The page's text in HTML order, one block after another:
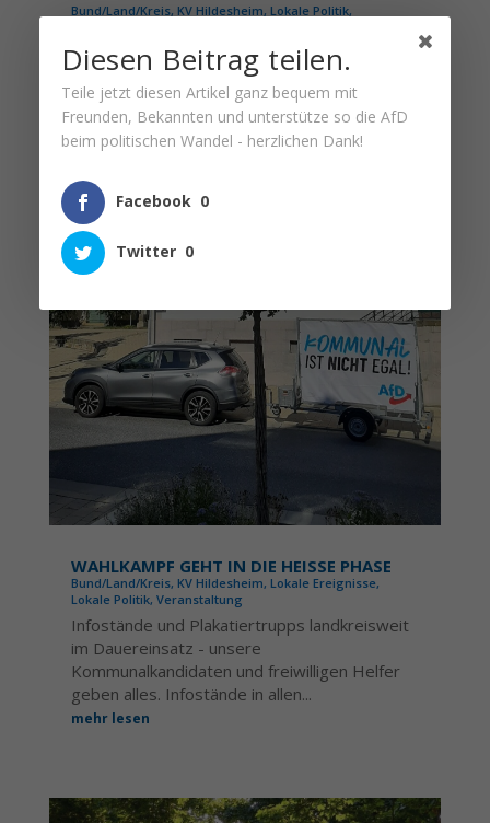
Bund/Land/Kreis, KV Hildesheim, Lokale Politik,
Nach diversen Nachfragen über Social-Media
fand gestern der erste Infostand in "der
Gemeinde mit den Burgen und Schlössern"
vor dem Rathaus statt...
mehr lesen
WAHLKAMPF GEHT IN DIE HEISSE PHASE
Bund/Land/Kreis, KV Hildesheim, Lokale Ereignisse,
Lokale Politik, Veranstaltung
Infostände und Plakatiertrupps landkreisweit
im Dauereinsatz - unsere
Kommunalkandidaten und freiwilligen Helfer
geben alles. Infostände in allen...
mehr lesen
Diesen Beitrag teilen.
Teile jetzt diesen Artikel ganz bequem mit
Freunden, Bekannten und unterstütze so die AfD
beim politischen Wandel - herzlichen Dank!
Facebook 0
Twitter 0